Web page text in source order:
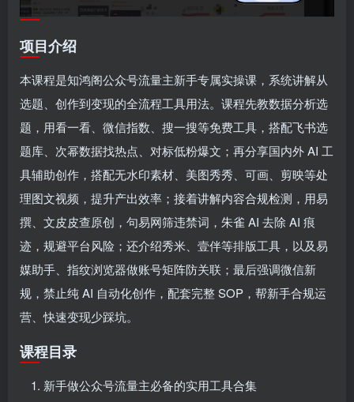
项目介绍
本课程是知鸿阁公众号流量主新手专属实操课，系统讲解从
选题、创作到变现的全流程工具用法。课程先教数据分析选
题，用看一看、微信指数、搜一搜等免费工具，搭配飞书选
题库、次幂数据找热点、对标低粉爆文；再分享国内外 AI 工
具辅助创作，搭配无水印素材、美图秀秀、可画、剪映等处
理图文视频，提升产出效率；接着讲解内容合规检测，用易
撰、文皮皮查原创，句易网筛违禁词，朱雀 AI 去除 AI 痕
迹，规避平台风险；还介绍秀米、壹伴等排版工具，以及易
媒助手、指纹浏览器做账号矩阵防关联；最后强调微信新
规，禁止纯 AI 自动化创作，配套完整 SOP，帮新手合规运
营、快速变现少踩坑。
课程目录
新手做公众号流量主必备的实用工具合集